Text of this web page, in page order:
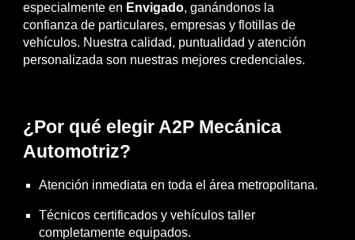
especialmente en Envigado, ganándonos la
confianza de particulares, empresas y flotillas de
vehículos. Nuestra calidad, puntualidad y atención
personalizada son nuestras mejores credenciales.
¿Por qué elegir A2P Mecánica
Automotriz?
Atención inmediata en toda el área metropolitana.
Técnicos certificados y vehículos taller
completamente equipados.